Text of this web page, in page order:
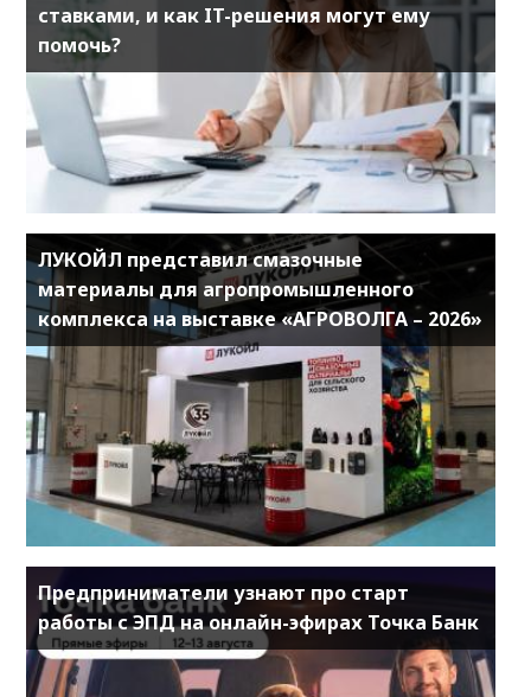
ставками, и как IT-решения могут ему
помочь?
ЛУКОЙЛ представил смазочные
материалы для агропромышленного
комплекса на выставке «АГРОВОЛГА – 2026»
Предприниматели узнают про старт
работы с ЭПД на онлайн-эфирах Точка Банк